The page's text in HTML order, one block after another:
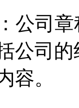
司章
公司
容。